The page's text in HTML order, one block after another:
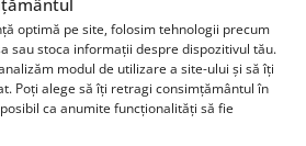
optimă pe site, folosim tehnologii precum
sau stoca informații despre dispozitivul tău.
modul de utilizare a site-ului și să îți
Poți alege să îți retragi consimțământul în
ca anumite funcționalități să fie